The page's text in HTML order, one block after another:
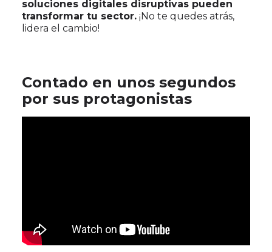
soluciones digitales disruptivas pueden
transformar tu sector. ¡No te quedes atrás,
lidera el cambio!
Contado en unos segundos
por sus protagonistas